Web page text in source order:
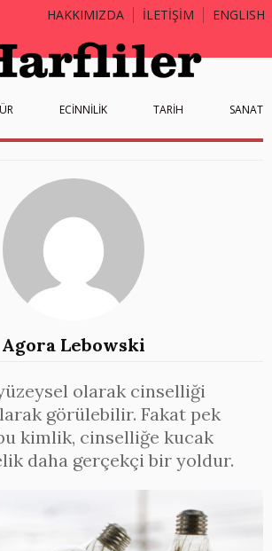
HAKKIMIZDA İLETİŞİM ENGLISH
ECİNNİLİK TARİH SANAT
Agora Lebowski
olarak cinselliği
görülebilir. Fakat pek
kimlik, cinselliğe kucak
daha gerçekçi bir yoldur.